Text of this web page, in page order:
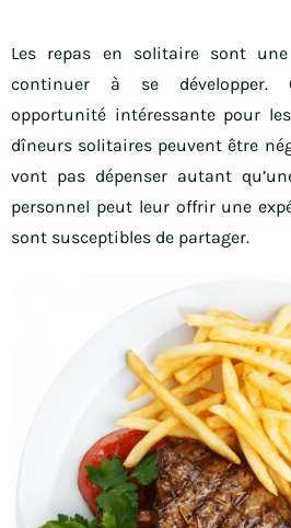
Les repas en solitaire sont
continuer à se développer.
opportunité intéressante pour
dîneurs solitaires peuvent être
vont pas dépenser autant
personnel peut leur offrir une
sont susceptibles de partager.